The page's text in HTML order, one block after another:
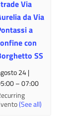
Via
da Via
a
con
SS
24 |
–07:00
(See all)